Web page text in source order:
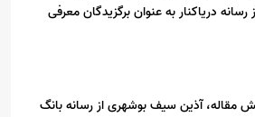
دریاکنار به عنوان برگزیدگان معرفی
مقاله، آذین سیف بوشهری از رسانه بانگ